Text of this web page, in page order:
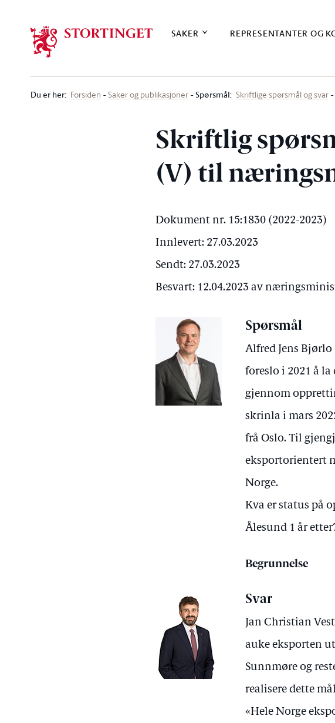
SAKER REPRESENTANTER OG
Du er her: Forsiden Saker og publikasjoner Spørsmål: Skriftlige spørsmål og svar
Skriftlig
(V) til
Dokument nr. 15:1830 (2022-2023)
Innlevert: 27.03.2023
Sendt: 27.03.2023
Besvart: 12.04.2023 av
Spørsmål
Alfred Jens
foreslo i 2021 å
gjennom
skrinla i mars
frå Oslo. Til
eksportorientert
Norge.
Kva er status på
Ålesund 1 år
Begrunnelse
Svar
Jan Christian
auke eksporten
Sunnmøre og
realisere dette
«Hele Norge